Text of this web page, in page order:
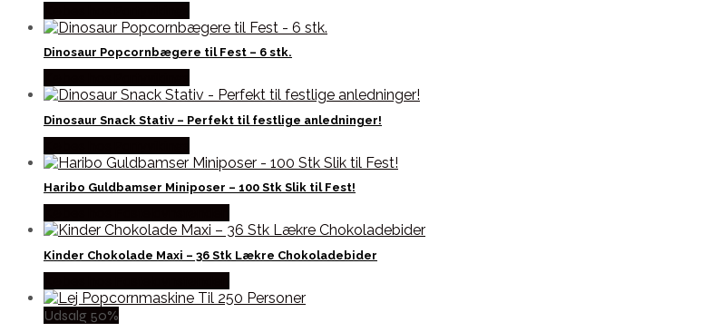
Dinosaur Popcornbægere til Fest – 6 stk.
Dinosaur Snack Stativ – Perfekt til festlige anledninger!
Haribo Guldbamser Miniposer – 100 Stk Slik til Fest!
Kinder Chokolade Maxi – 36 Stk Lækre Chokoladebider
Udsalg 50%